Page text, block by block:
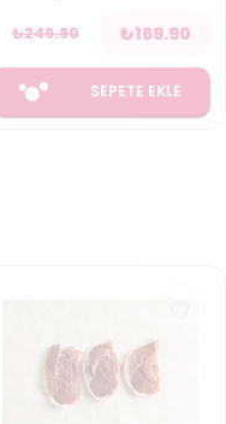
₺249.90 ₺169.90
SEPETE EKLE